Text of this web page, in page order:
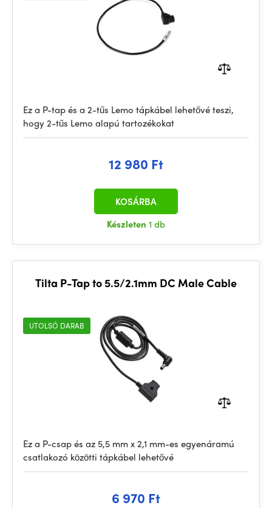
Ez a P-tap és a 2-tűs Lemo tápkábel lehetővé teszi,
hogy 2-tűs Lemo alapú tartozékokat
12 980 Ft
Készleten 1 db
KOSÁRBA
Tilta P-Tap to 5.5/2.1mm DC Male Cable
UTOLSÓ DARAB
Ez a P-csap és az 5,5 mm x 2,1 mm-es egyenáramú
csatlakozó közötti tápkábel lehetővé
6 970 Ft